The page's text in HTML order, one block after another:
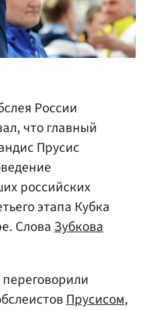
России
что главный
Прусис
российских
этапа Кубка
СловаЗубкова
Прусисом,